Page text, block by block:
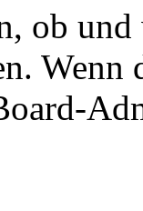
ob
Wenn